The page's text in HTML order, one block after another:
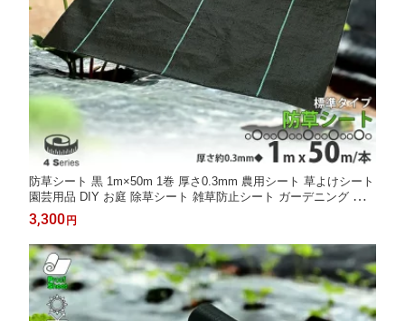
防草シート 黒 1m×50m 1巻 厚さ0.3mm 農用シート 草よけシート
園芸用品 DIY お庭 除草シート 雑草防止シート ガーデニング 庭
田んぼ 畑 ハウス ライン入り 雑草防止 雑草抑制 砂利下 人工芝下
雑草 防ぐ 草 農業 家庭菜園 園芸用 LB-188 区分100S
3,300 円